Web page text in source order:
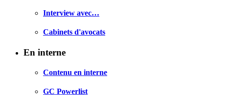
Interview avec…
Cabinets d'avocats
En interne
Contenu en interne
GC Powerlist